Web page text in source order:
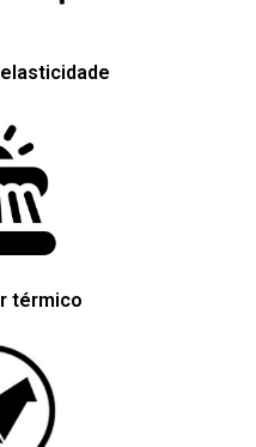
térmico